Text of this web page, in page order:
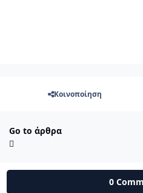
Κοινοποίηση
Go to άρθρα
0